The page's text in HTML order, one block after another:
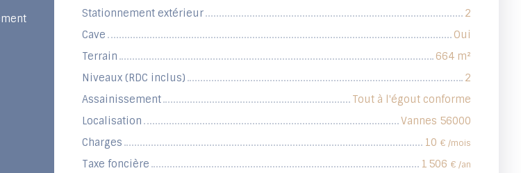
Stationnement extérieur
2
Cave
Oui
Terrain
664 m²
Niveaux (RDC inclus)
2
Assainissement
Tout à l'égout conforme
Localisation
Vannes 56000
Charges
10 € /mois
Taxe foncière 1 506 € /an